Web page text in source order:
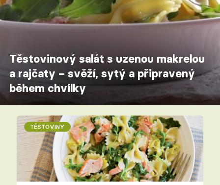
Těstovinový salát s uzenou makrelou
a rajčaty – svěží, sytý a připravený
během chvilky
TĚSTOVINY